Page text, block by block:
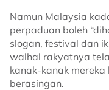
Namun Malaysia
perpaduan boleh
slogan, festival dan
walhal rakyatnya
kanak-kanak
berasingan.